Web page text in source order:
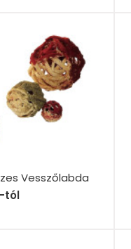
Vesszőlabda
tól